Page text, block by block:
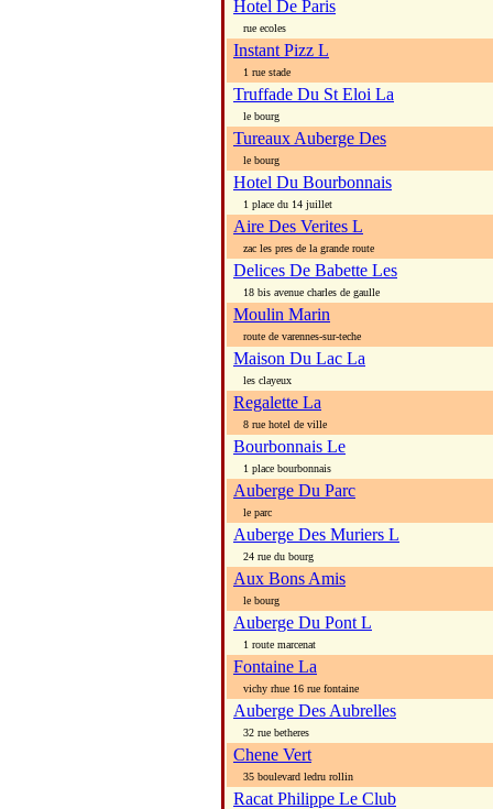
Hotel De Paris
rue ecoles
Instant Pizz L
1 rue stade
Truffade Du St Eloi La
le bourg
Tureaux Auberge Des
le bourg
Hotel Du Bourbonnais
1 place du 14 juillet
Aire Des Verites L
zac les pres de la grande route
Delices De Babette Les
18 bis avenue charles de gaulle
Moulin Marin
route de varennes-sur-teche
Maison Du Lac La
les clayeux
Regalette La
8 rue hotel de ville
Bourbonnais Le
1 place bourbonnais
Auberge Du Parc
le parc
Auberge Des Muriers L
24 rue du bourg
Aux Bons Amis
le bourg
Auberge Du Pont L
1 route marcenat
Fontaine La
vichy rhue 16 rue fontaine
Auberge Des Aubrelles
32 rue betheres
Chene Vert
35 boulevard ledru rollin
Racat Philippe Le Club